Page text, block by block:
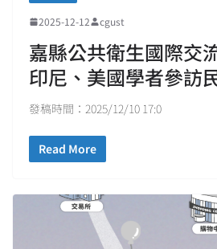
2025-12-12 cgust
嘉縣公共衛生國際交
印尼、美國學者參訪
發稿時間：2025/12/10 17:0
Read More